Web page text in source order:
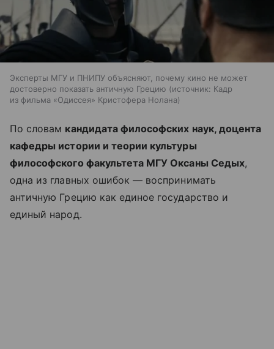
Эксперты МГУ и ПНИПУ объясняют, почему кино не может
достоверно показать античную Грецию
источник: Кадр
из фильма «Одиссея» Кристофера Нолана
По словам кандидата философских наук, доцента
кафедры истории и теории культуры
философского факультета МГУ Оксаны Седых,
одна из главных ошибок — воспринимать
античную Грецию как единое государство и
единый народ.